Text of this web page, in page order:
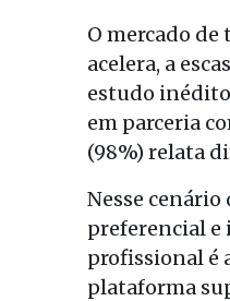
O mercado
acelera, a
estudo inédito
em parceria
(98%) relata
Nesse
preferencial e
profissional é
plataforma